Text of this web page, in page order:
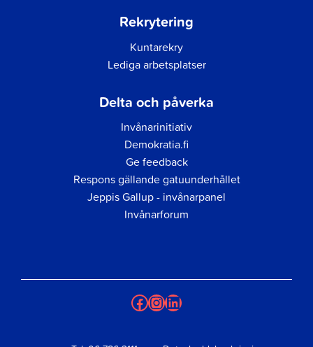
Rekrytering
Kuntarekry
Lediga arbetsplatser
Delta och påverka
Invånarinitiativ
Demokratia.fi
Ge feedback
Respons gällande gatuunderhållet
Jeppis Gallup - invånarpanel
Invånarforum
Facebook
Instagram
LinkedIn